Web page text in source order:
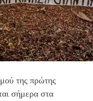
της πρώτης
σήμερα στα